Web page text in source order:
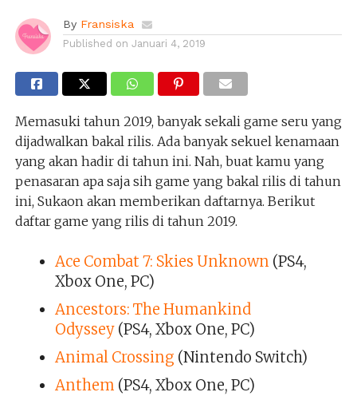
By Fransiska
Published on Januari 4, 2019
Memasuki tahun 2019, banyak sekali game seru yang
dijadwalkan bakal rilis. Ada banyak sekuel kenamaan
yang akan hadir di tahun ini. Nah, buat kamu yang
penasaran apa saja sih game yang bakal rilis di tahun
ini, Sukaon akan memberikan daftarnya. Berikut
daftar game yang rilis di tahun 2019.
Ace Combat 7: Skies Unknown (PS4,
Xbox One, PC)
Ancestors: The Humankind
Odyssey(PS4, Xbox One, PC)
Animal Crossing (Nintendo Switch)
Anthem (PS4, Xbox One, PC)